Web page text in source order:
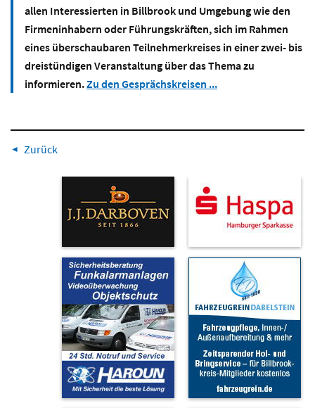
allen Interessierten in Billbrook und Umgebung wie den
Firmeninhabern oder Führungskräften, sich im Rahmen
eines überschaubaren Teilnehmerkreises in einer zwei- bis
dreistündigen Veranstaltung über das Thema zu
informieren.Zu den Gesprächskreisen ...
Zurück